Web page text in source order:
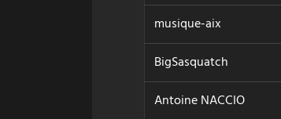
musique-aix
BigSasquatch
Antoine NACCIO